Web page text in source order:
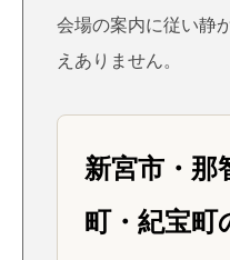
会場の案内に従い静
えありません。
新宮市・那
町・紀宝町